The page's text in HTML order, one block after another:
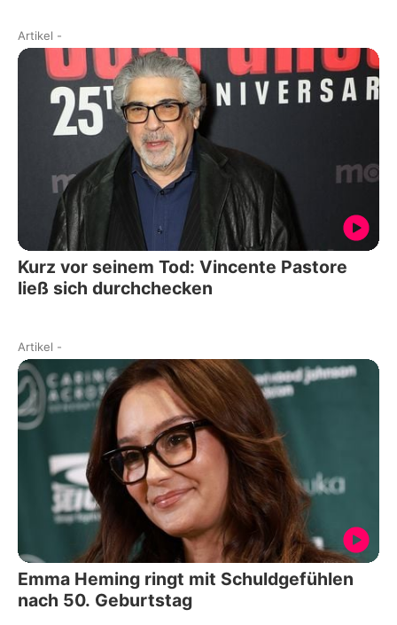
Artikel -
Kurz vor seinem Tod: Vincente Pastore
ließ sich durchchecken
Artikel -
Emma Heming ringt mit Schuldgefühlen
nach 50. Geburtstag